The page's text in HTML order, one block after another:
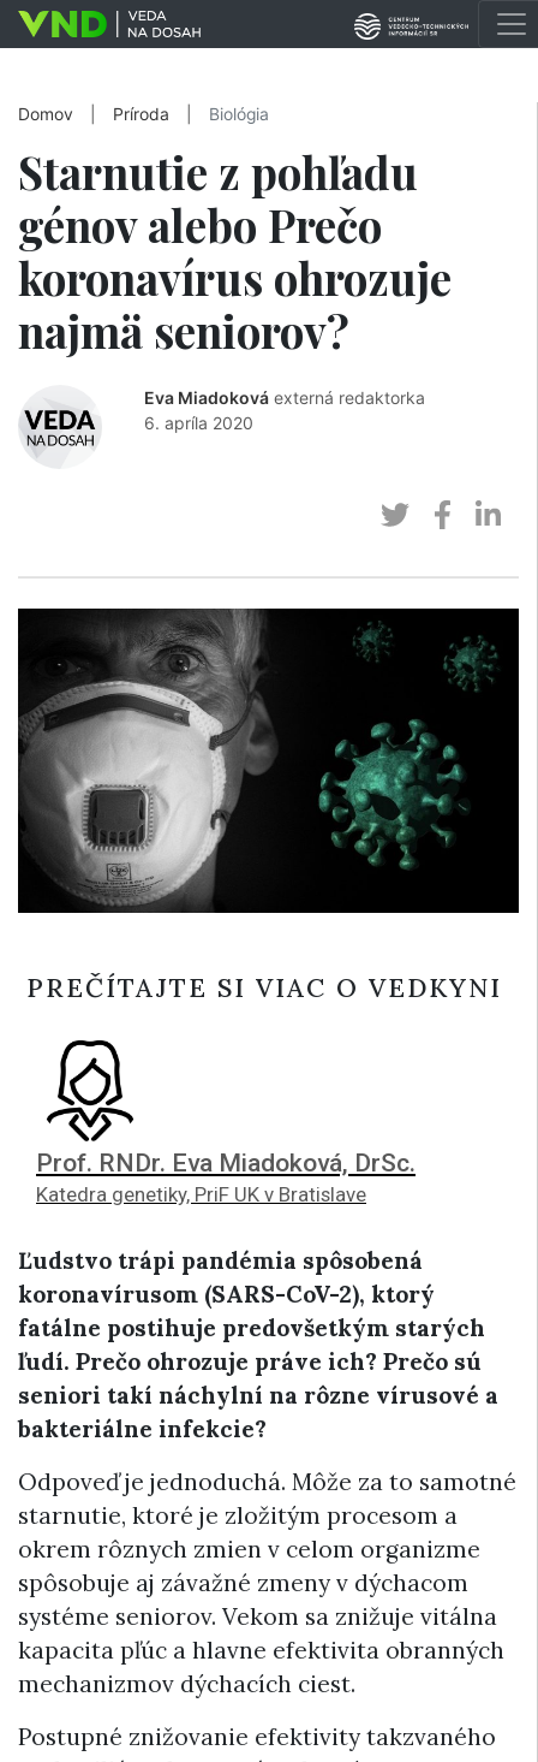
Domov Príroda Biológia
Starnutie z pohľadu
génov alebo Prečo
koronavírus ohrozuje
najmä seniorov?
Eva Miadoková externá redaktorka
6. apríla 2020
PREČÍTAJTE SI VIAC O VEDKYNI
Prof. RNDr. Eva Miadoková, DrSc.
Katedra genetiky, PriF UK v Bratislave
Ľudstvo trápi pandémia spôsobená
koronavírusom (SARS-CoV-2), ktorý
fatálne postihuje predovšetkým starých
ľudí. Prečo ohrozuje práve ich? Prečo sú
seniori takí náchylní na rôzne vírusové a
bakteriálne infekcie?
Odpoveď je jednoduchá. Môže za to samotné
starnutie, ktoré je zložitým procesom a
okrem rôznych zmien v celom organizme
spôsobuje aj závažné zmeny v dýchacom
systéme seniorov. Vekom sa znižuje vitálna
kapacita pľúc a hlavne efektivita obranných
mechanizmov dýchacích ciest.
Postupné znižovanie efektivity takzvaného